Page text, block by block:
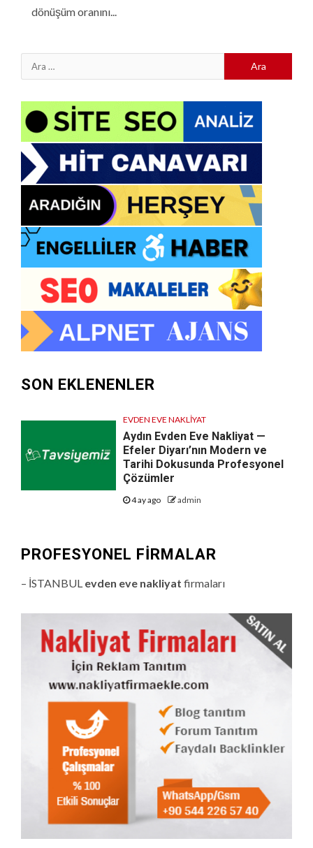
dönüşüm oranını...
Arama:
SON EKLENENLER
EVDEN EVE NAKLIYAT
Aydın Evden Eve Nakliyat —
Efeler Diyarı’nın Modern ve
Tarihi Dokusunda Profesyonel
Çözümler
4 ay ago admin
PROFESYONEL FIRMALAR
– İSTANBUL evden eve nakliyat firmaları